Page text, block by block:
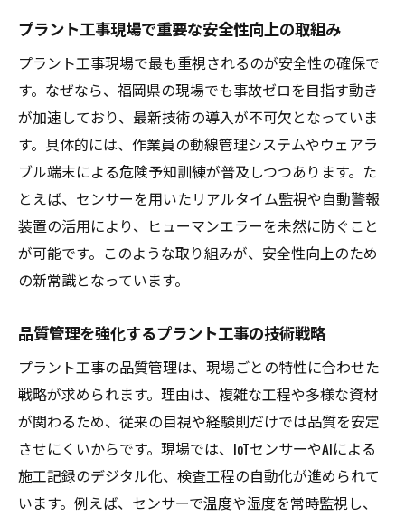
プラント工事現場で重要な安全性向上の取組み
プラント工事現場で最も重視されるのが安全性の確保で
す。なぜなら、福岡県の現場でも事故ゼロを目指す動き
が加速しており、最新技術の導入が不可欠となっていま
す。具体的には、作業員の動線管理システムやウェアラ
ブル端末による危険予知訓練が普及しつつあります。た
とえば、センサーを用いたリアルタイム監視や自動警報
装置の活用により、ヒューマンエラーを未然に防ぐこと
が可能です。このような取り組みが、安全性向上のため
の新常識となっています。
品質管理を強化するプラント工事の技術戦略
プラント工事の品質管理は、現場ごとの特性に合わせた
戦略が求められます。理由は、複雑な工程や多様な資材
が関わるため、従来の目視や経験則だけでは品質を安定
させにくいからです。現場では、IoTセンサーやAIによる
施工記録のデジタル化、検査工程の自動化が進められて
います。例えば、センサーで温度や湿度を常時監視し、